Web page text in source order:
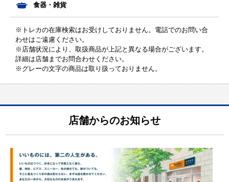
食器・雑貨
※トレカの在庫検索はお受けしておりません。電話でのお問い合
わせはご遠慮ください。
※店舗状況により、取扱商品が上記と異なる場合がございます。
詳細は店舗までお問合わせください。
※グレーの文字の商品は取り扱っておりません。
店舗からのお知らせ